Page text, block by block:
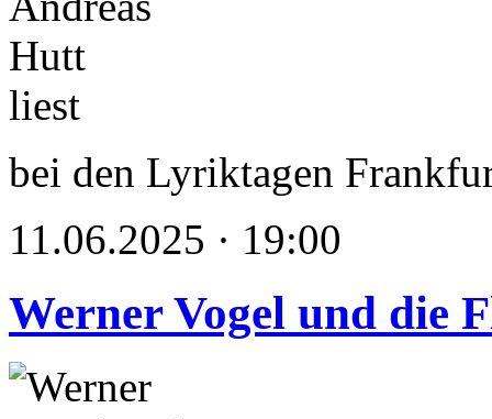
bei den Lyriktagen
11.06.2025 · 19:00
Werner Vogel und die